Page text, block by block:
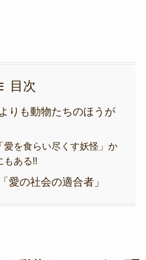
目次
りも動物たちのほうが
愛を食らい尽くす妖怪」か
もある!!
愛の社会の適合者」